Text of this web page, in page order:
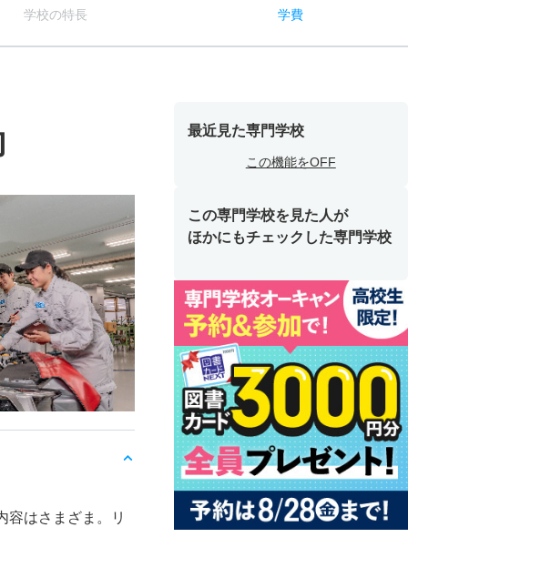
学校の特長 学費
容はさまざま。リ
最近見た専門学校
この機能をOFF
この専門学校を見た人が
ほかにもチェックした専門学校